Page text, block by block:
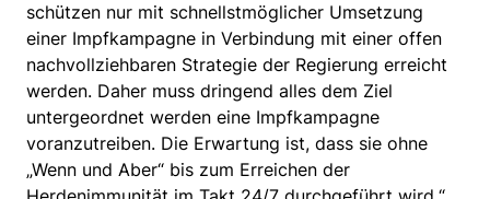
schützen nur mit schnellstmöglicher Umsetzung
einer Impfkampagne in Verbindung mit einer offen
nachvollziehbaren Strategie der Regierung erreicht
werden. Daher muss dringend alles dem Ziel
untergeordnet werden eine Impfkampagne
voranzutreiben. Die Erwartung ist, dass sie ohne
„Wenn und Aber“ bis zum Erreichen der